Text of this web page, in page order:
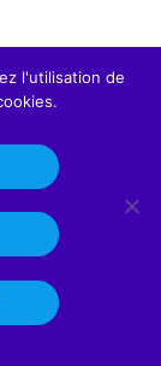
Abbeville
69
l'utilisation de